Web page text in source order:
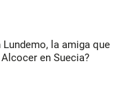
Lundemo, la amiga que
en Suecia?